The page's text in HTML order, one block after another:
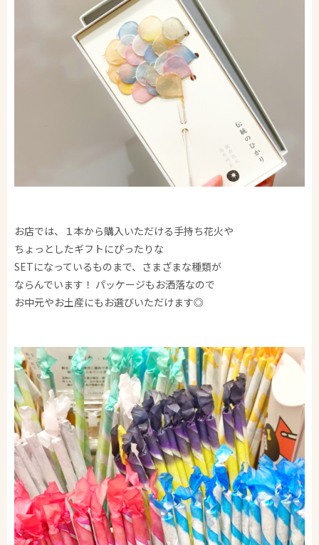
お店では、１本から購入いただける手持ち花火や
ちょっとしたギフトにぴったりな
SETになっているものまで、さまざまな種類が
ならんでいます！ パッケージもお洒落なので
お中元やお土産にもお選びいただけます◎